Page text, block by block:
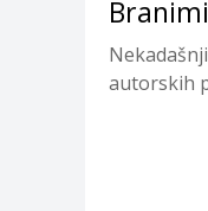
autorskih